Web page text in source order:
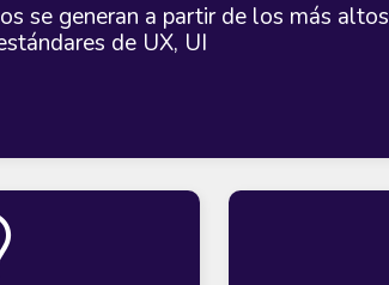
se generan a partir de los más altos
de UX, UI